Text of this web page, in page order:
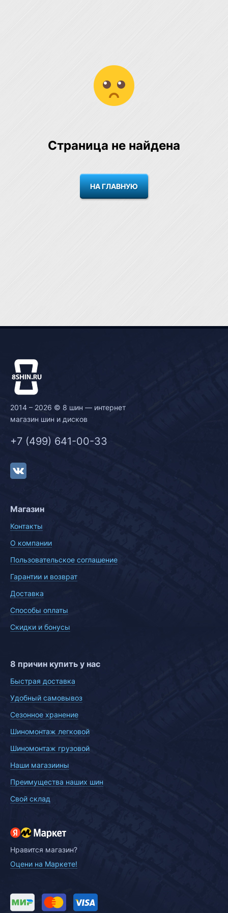
Страница не найдена
НА ГЛАВНУЮ
2014 – 2026 © 8 шин — интернет
магазин шин и дисков
+7 (499) 641-00-33
Магазин
Контакты
О компании
Пользовательское соглашение
Гарантии и возврат
Доставка
Способы оплаты
Скидки и бонусы
8 причин купить у нас
Быстрая доставка
Удобный самовывоз
Сезонное хранение
Шиномонтаж легковой
Шиномонтаж грузовой
Наши магазиины
Преимущества наших шин
Свой склад
Нравится магазин?
Оцени на Маркете!